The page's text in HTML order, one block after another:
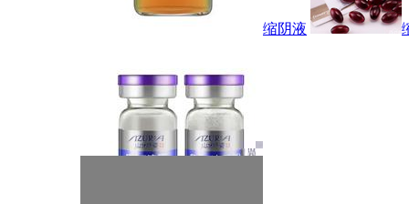
缩阴液